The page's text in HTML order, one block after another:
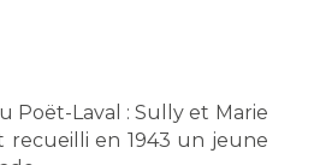
Poët-Laval : Sully et Marie
recueilli en 1943 un jeune